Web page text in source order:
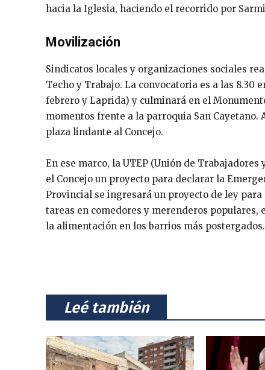
hacia la Iglesia, haciendo el recorrido por
Movilización
Sindicatos locales y organizaciones sociales
Techo y Trabajo. La convocatoria es a las 8.30
febrero y Laprida) y culminará en el
momentos frente a la parroquia San
plaza lindante al Concejo.
En ese marco, la UTEP (Unión de
el Concejo un proyecto para declarar la
Provincial se ingresará un proyecto de ley
tareas en comedores y merenderos
la alimentación en los barrios más postergados.
⠀Leé también⠀